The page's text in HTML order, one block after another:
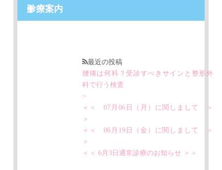
最近の投稿
腰痛は何科？受診すべきサインと整形外
科で行う検査
>
＜＜ 07月06日（月）に関しまして ＞
＞
＜＜ 06月19日（金）に関しまして ＞
＞
＜＜ 6月3日通常診療のお知らせ ＞＞
診療案内